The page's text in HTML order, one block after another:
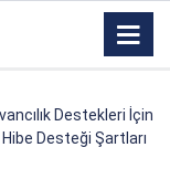
Destekleri İçin
Desteği Şartları